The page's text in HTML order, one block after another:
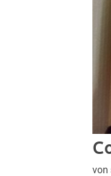
von